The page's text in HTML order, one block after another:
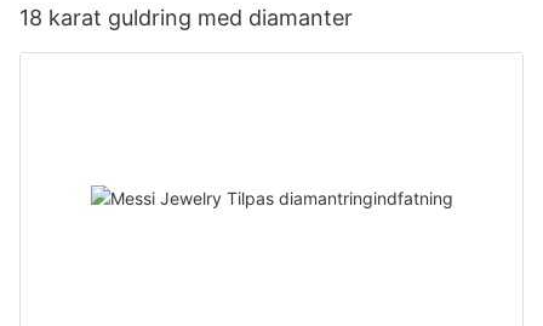
18 karat guldring med diamanter